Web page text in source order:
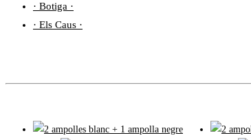
· Botiga ·
· Els Caus ·